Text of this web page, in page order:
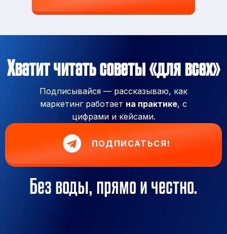
Хватит читать советы «для всех»
Подписывайся — рассказываю, как
маркетинг работает на практике, с
цифрами и кейсами.
ПОДПИСАТЬСЯ!
Без воды, прямо и честно.